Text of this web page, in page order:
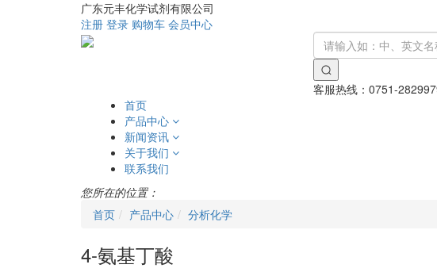
广东元丰化学试剂有限公司
注册 登录 购物车 会员中心
客服热线： 0751-
首页
产品中心
新闻资讯
关于我们
联系我们
您所在的位置：
首页
产品中心 分析化学
4-氨基丁酸